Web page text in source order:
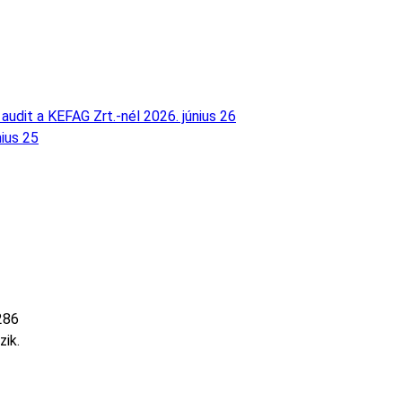
a KEFAG Zrt.-nél 2026. június 26
25